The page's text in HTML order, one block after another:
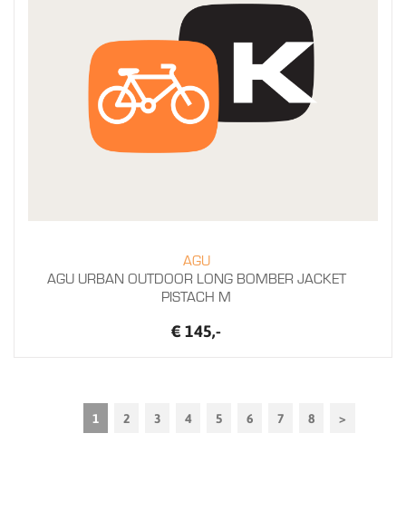
AGU
AGU URBAN OUTDOOR LONG BOMBER JACKET
PISTACH M
€ 145,-
1 2 3 4 5 6 7 8 >